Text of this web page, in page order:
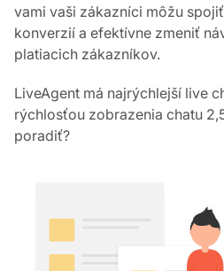
vami vaši zákazníci môžu
konverzií a efektívne zmeniť
platiacich zákazníkov.
LiveAgent má najrýchlejší live
rýchlosťou zobrazenia chatu
poradiť?